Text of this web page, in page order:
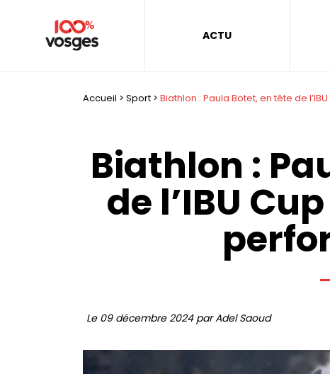
ACTU
Accueil > Sport > Biathlon : Paula Botet, en tête de
Biathlon :
de l’IBU
Le 09 décembre 2024 par Adel Saoud